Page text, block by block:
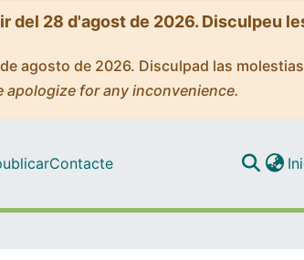
del 28 d'agost de 2026. Disculpeu
agosto de 2026. Disculpad las molestias
for any inconvenience.
Contacte